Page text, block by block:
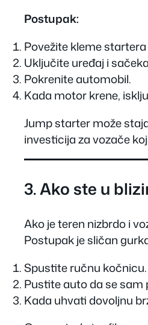
Postupak:
Povežite kleme
Uključite uređaj i
Pokrenite automobil.
Kada motor krene,
Jump starter može
investicija za vozače
3. Ako ste u
Ako je teren nizbrdo i
Postupak je sličan
Spustite ručnu kočnicu.
Pustite auto da se sam
Kada uhvati dovoljnu